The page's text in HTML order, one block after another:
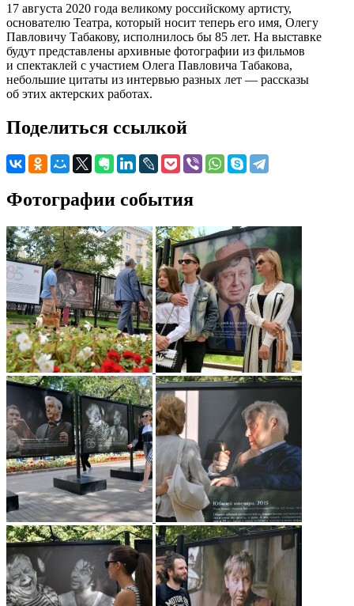
17 августа 2020 года великому российскому артисту,
основателю Театра, который носит теперь его имя, Олегу
Павловичу Табакову, исполнилось бы 85 лет. На выставке
будут представлены архивные фотографии из фильмов
и спектаклей с участием Олега Павловича Табакова,
небольшие цитаты из интервью разных лет — рассказы
об этих актерских работах.
Поделиться ссылкой
Фотографии события